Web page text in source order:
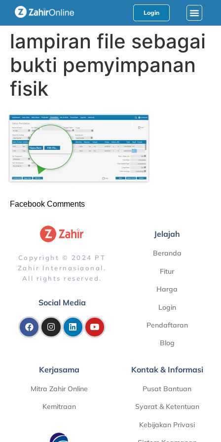
Login
lampiran file sebagai
bukti pemyimpanan
fisik
Facebook Comments
Copyright © 2024 PT
Zahir Internasiaonal.
All rights reserved.
Social Media
Jelajah
Beranda
Fitur
Harga
Login
Pendaftaran
Blog
Kerjasama
Mitra Zahir Online
Kemitraan
Kontak & Informasi
Pusat Bantuan
Syarat & Ketentuan
Kebijakan Privasi